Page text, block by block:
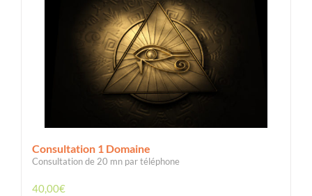
Consultation 1 Domaine
Consultation de 20 mn par téléphone
40,00€